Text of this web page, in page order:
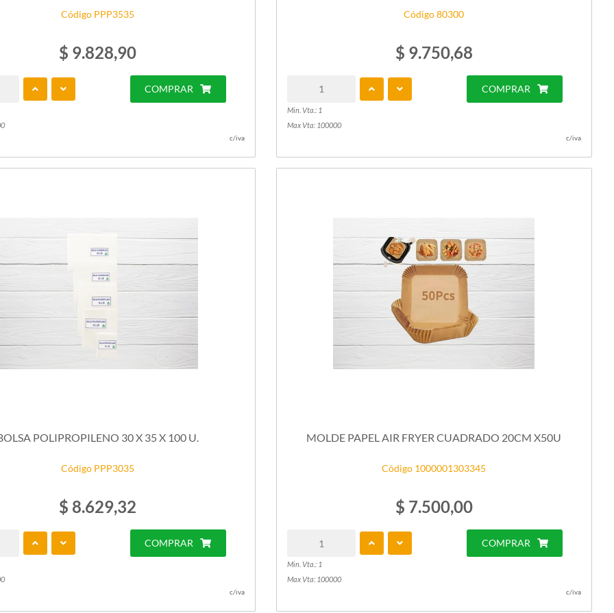
Código PPP3535
$ 9.828,90
COMPRAR
c/iva
Código 80300
$ 9.750,68
Min. Vta.: 1
Max Vta: 100000
COMPRAR
c/iva
POLIPROPILENO 30 X 35 X 100 U.
Código PPP3035
$ 8.629,32
COMPRAR
c/iva
MOLDE PAPEL AIR FRYER CUADRADO 20CM X50U
Código 1000001303345
$ 7.500,00
Min. Vta.: 1
Max Vta: 100000
COMPRAR
c/iva